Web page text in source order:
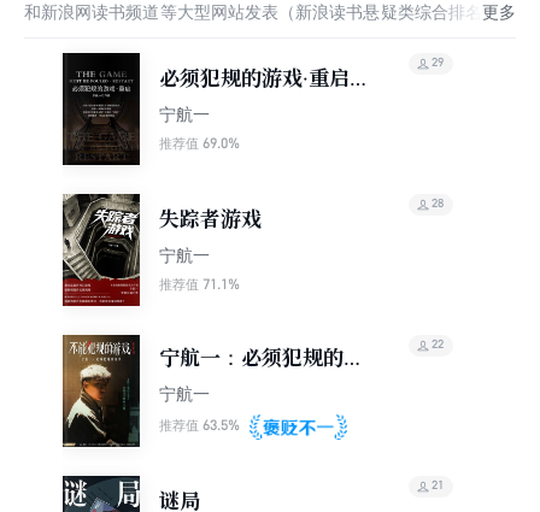
和新浪网读书频道等大型网站发表（新浪读书悬疑类综合排名前五
加新浪网举办的“第四届推理原创大赛”点击量超过三百万，获得特
别奖，人气排在前三位。
必须犯规的游戏·重启
（全集）
宁航一
推荐值 69.0%
29
失踪者游戏
宁航一
推荐值 71.1%
28
宁航一：必须犯规的游
戏（全5册）（同名剧
本杀火热上线，不犯规
宁航一
推荐值 63.5%
22
谜局
21